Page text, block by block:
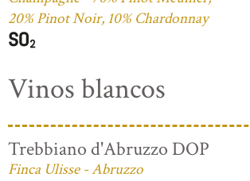
20% Pinot Noir, 10% Chardonnay
Vinos blancos
Trebbiano d'Abruzzo DOP
Finca Ulisse - Abruzzo